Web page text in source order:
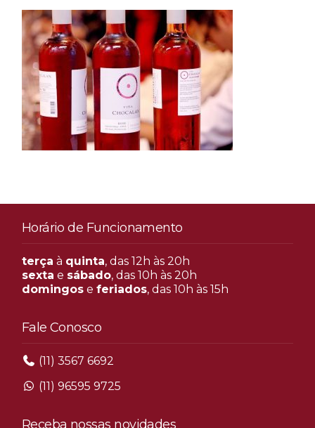
Horário de Funcionamento
terça à quinta, das 12h às 20h
sexta e sábado, das 10h às 20h
domingose feriados, das 10h às 15h
Fale Conosco
(11) 3567 6692
(11) 96595 9725
Receba nossas novidades